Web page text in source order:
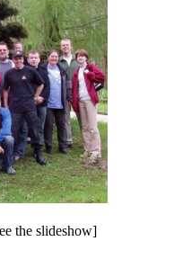
the slideshow]